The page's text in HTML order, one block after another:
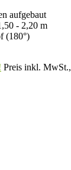
aufgebaut
- 2,20 m
(180°)
Preis inkl.